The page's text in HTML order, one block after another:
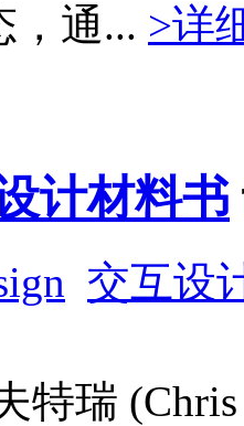
，通... >详
计材料书
交互设
特瑞